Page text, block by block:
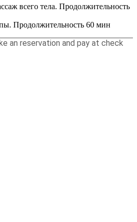
всего тела. Продолжительность
Продолжительность 60 мин
an reservation and pay at check